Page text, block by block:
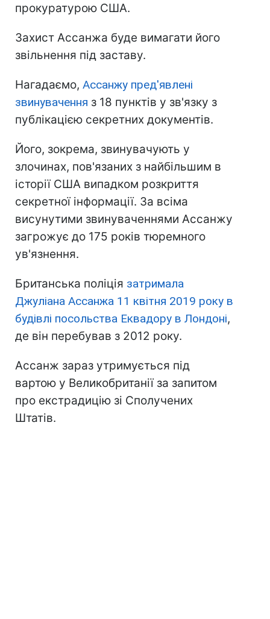
прокуратурою США.
Захист Ассанжа буде вимагати його
звільнення під заставу.
Нагадаємо, Ассанжу пред'явлені
звинувачення з 18 пунктів у зв'язку з
публікацією секретних документів.
Його, зокрема, звинувачують у
злочинах, пов'язаних з найбільшим в
історії США випадком розкриття
секретної інформації. За всіма
висунутими звинуваченнями Ассанжу
загрожує до 175 років тюремного
ув'язнення.
Британська поліція затримала
Джуліана Ассанжа 11 квітня 2019 року в
будівлі посольства Еквадору в Лондоні,
де він перебував з 2012 року.
Ассанж зараз утримується під
вартою у Великобританії за запитом
про екстрадицію зі Сполучених
Штатів.